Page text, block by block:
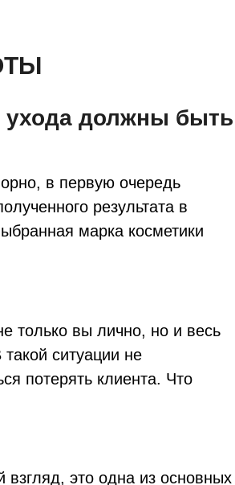
ухода должны быть
в первую очередь
результата в
марка косметики
только вы лично, но и весь
ситуации не
потерять клиента. Что
это одна из основных